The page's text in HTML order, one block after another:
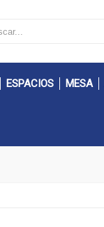
ESPACIOS MESA